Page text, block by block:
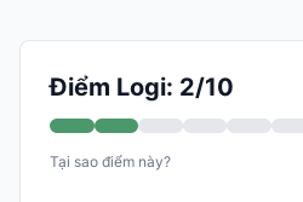
Điểm Logi: 2/10
Tại sao điểm này?